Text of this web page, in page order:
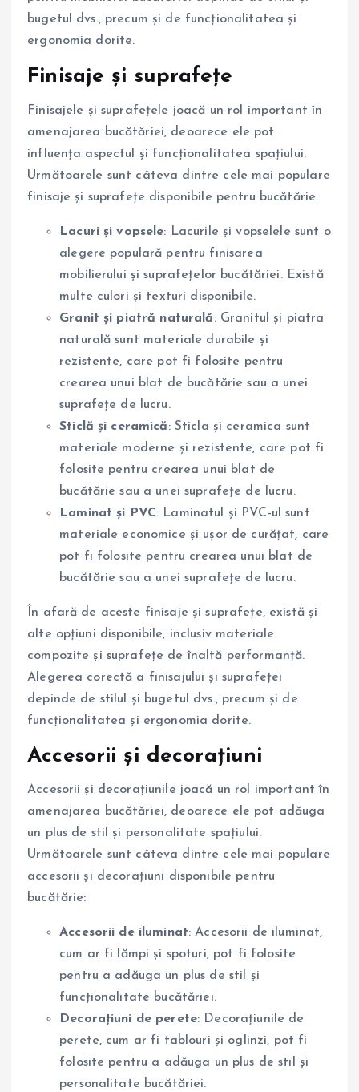
bugetul dvs., precum și de funcționalitatea și
ergonomia dorite.
Finisaje și suprafețe
Finisajele și suprafețele joacă un rol important în
amenajarea bucătăriei, deoarece ele pot
influența aspectul și funcționalitatea spațiului.
Următoarele sunt câteva dintre cele mai populare
finisaje și suprafețe disponibile pentru bucătărie:
Lacuri și vopsele: Lacurile și vopselele sunt o
alegere populară pentru finisarea
mobilierului și suprafețelor bucătăriei. Există
multe culori și texturi disponibile.
Granit și piatră naturală: Granitul și piatra
naturală sunt materiale durabile și
rezistente, care pot fi folosite pentru
crearea unui blat de bucătărie sau a unei
suprafețe de lucru.
Sticlă și ceramică: Sticla și ceramica sunt
materiale moderne și rezistente, care pot fi
folosite pentru crearea unui blat de
bucătărie sau a unei suprafețe de lucru.
Laminat și PVC: Laminatul și PVC-ul sunt
materiale economice și ușor de curățat, care
pot fi folosite pentru crearea unui blat de
bucătărie sau a unei suprafețe de lucru.
În afară de aceste finisaje și suprafețe, există și
alte opțiuni disponibile, inclusiv materiale
compozite și suprafețe de înaltă performanță.
Alegerea corectă a finisajului și suprafeței
depinde de stilul și bugetul dvs., precum și de
funcționalitatea și ergonomia dorite.
Accesorii și decorațiuni
Accesorii și decorațiunile joacă un rol important în
amenajarea bucătăriei, deoarece ele pot adăuga
un plus de stil și personalitate spațiului.
Următoarele sunt câteva dintre cele mai populare
accesorii și decorațiuni disponibile pentru
bucătărie:
Accesorii de iluminat: Accesorii de iluminat,
cum ar fi lămpi și spoturi, pot fi folosite
pentru a adăuga un plus de stil și
funcționalitate bucătăriei.
Decorațiuni de perete: Decorațiunile de
perete, cum ar fi tablouri și oglinzi, pot fi
folosite pentru a adăuga un plus de stil și
personalitate bucătăriei.